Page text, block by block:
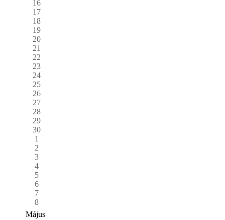
16
17
18
19
20
21
22
23
24
25
26
27
28
29
30
1
2
3
4
5
6
7
8
Május